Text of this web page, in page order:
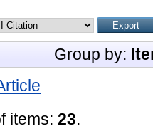
Group by:
items: 23.